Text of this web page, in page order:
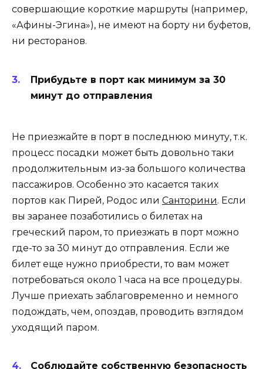
совершающие короткие маршруты (например,
«Афины-Эгина»), не имеют на борту ни буфетов,
ни ресторанов.
Прибудьте в порт как минимум за 30
минут до отправления
Не приезжайте в порт в последнюю минуту, т.к.
процесс посадки может быть довольно таки
продолжительным из-за большого количества
пассажиров. Особенно это касается таких
портов как Пирей, Родос или Санторини. Если
вы заранее позаботились о билетах на
греческий паром, то приезжать в порт можно
где-то за 30 минут до отправления. Если же
билет еще нужно приобрести, то вам может
потребоваться около 1 часа на все процедуры.
Лучше приехать заблаговременно и немного
подождать, чем, опоздав, проводить взглядом
уходящий паром.
Соблюдайте собственную безопасность